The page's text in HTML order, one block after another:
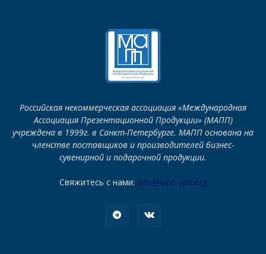
Российская некоммерческая ассоциация «Международная
Ассоциация Презентационной Продукции» (МАПП)
учреждена в 1999г. в Санкт-Петербурге. МАПП основана на
членстве поставщиков и производителей бизнес-
сувенирной и подарочной продукции.
Свяжитесь с нами: info@iapp-spb.org